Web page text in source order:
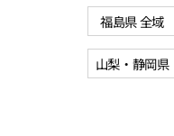
福島県 全域
山梨・静岡県